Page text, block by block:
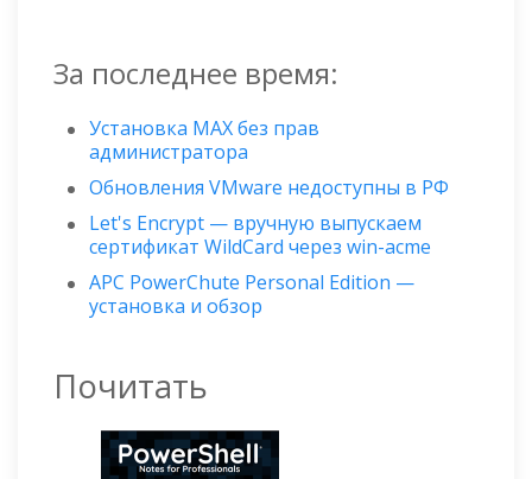
За последнее время:
Установка MAX без прав
администратора
Обновления VMware недоступны в РФ
Let's Encrypt — вручную выпускаем
сертификат WildСard через win-acme
APC PowerChute Personal Edition —
установка и обзор
Почитать